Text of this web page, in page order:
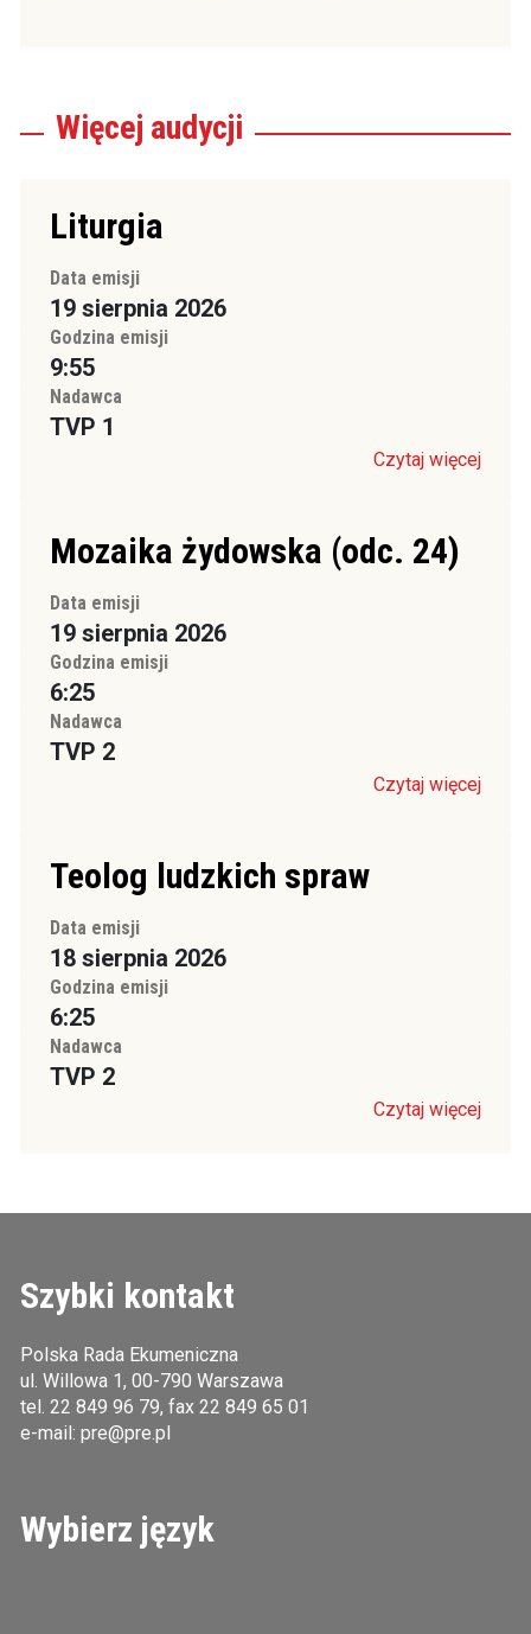
Więcej audycji
Liturgia
Data emisji
19 sierpnia 2026
Godzina emisji
9:55
Nadawca
TVP 1
Czytaj więcej
Mozaika żydowska (odc. 24)
Data emisji
19 sierpnia 2026
Godzina emisji
6:25
Nadawca
TVP 2
Czytaj więcej
Teolog ludzkich spraw
Data emisji
18 sierpnia 2026
Godzina emisji
6:25
Nadawca
TVP 2
Czytaj więcej
Szybki kontakt
Polska Rada Ekumeniczna
ul. Willowa 1, 00-790 Warszawa
tel. 22 849 96 79, fax 22 849 65 01
e-mail: pre@pre.pl
Wybierz język